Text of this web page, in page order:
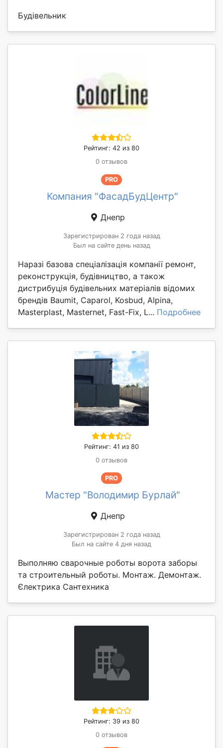
Будівельник
Рейтинг: 42 из 80
0 отзывов
PRO
Компания "ФасадБудЦентр"
Днепр
Зарегистрирован 2 года назад
Был на сайте день назад
Наразі базова спеціалізація компанії ремонт,
реконструкція, будівництво, а також
дистрибуція будівельних матеріалів відомих
брендів Baumit, Caparol, Kosbud, Alpina,
Masterplast, Masternet, Fast-Fix, L... Подробнее
Рейтинг: 41 из 80
0 отзывов
PRO
Мастер "Володимир Бурлай"
Днепр
Зарегистрирован 2 года назад
Был на сайте 4 дня назад
Выполняю сварочные роботы ворота заборы
та строительный роботы. Монтаж. Демонтаж.
Єлектрика Сантехника
Рейтинг: 39 из 80
0 отзывов